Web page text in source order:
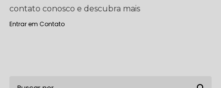
contato conosco e descubra mais
Entrar em Contato